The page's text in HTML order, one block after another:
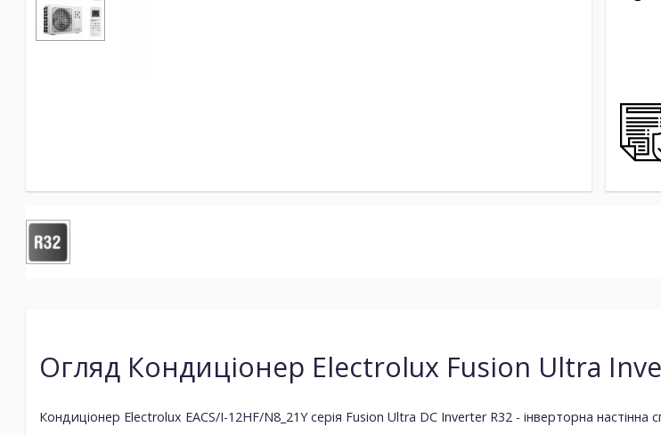
Огляд Кондиціонер Electrolux Fusion Ultra
Кондиціонер Electrolux EACS/I-12HF/N8_21Y серія Fusion Ultra DC Inverter R32 - інверторна настінна